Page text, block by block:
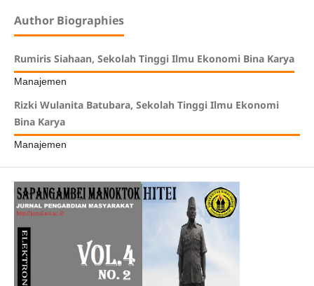
Author Biographies
Rumiris Siahaan, Sekolah Tinggi Ilmu Ekonomi Bina Karya
Manajemen
Rizki Wulanita Batubara, Sekolah Tinggi Ilmu Ekonomi
Bina Karya
Manajemen